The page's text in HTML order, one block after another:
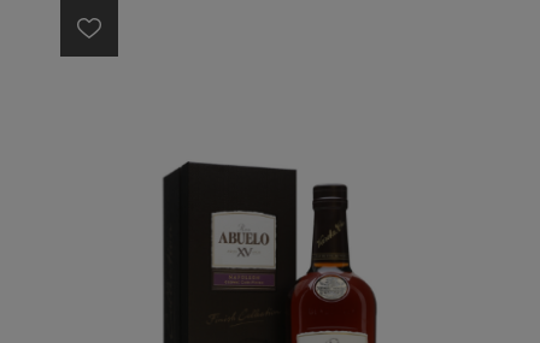
Ultra Sauternes Cask Finish et Non Plus Ultra Black
Edition. Essayez-les tous avant de revenir à la banalité
du monde connu.